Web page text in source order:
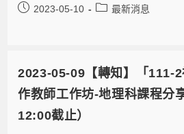
2023-05-10 最新消息
2023-05-09【轉知】「111-
作教師工作坊-地理科課程分
12:00截止）